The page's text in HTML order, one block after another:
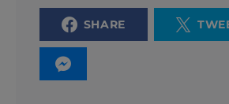
SHARE